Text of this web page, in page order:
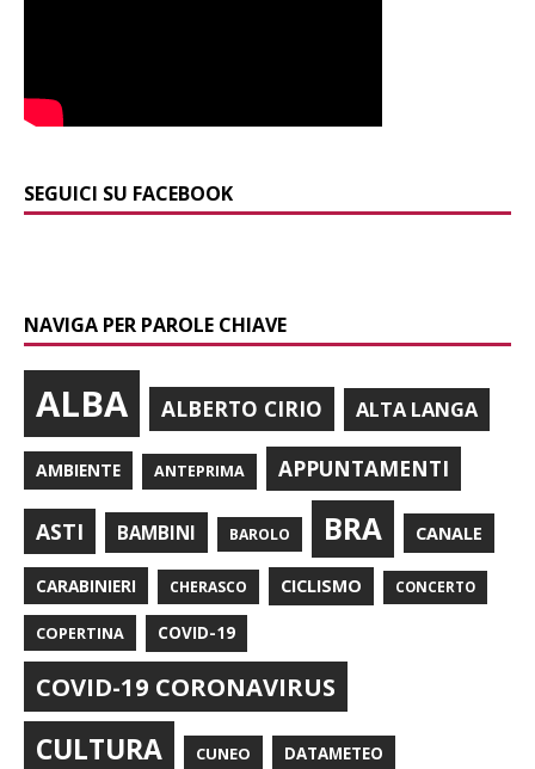
SEGUICI SU FACEBOOK
NAVIGA PER PAROLE CHIAVE
ALBA ALBERTO CIRIO ALTA LANGA
AMBIENTE ANTEPRIMA APPUNTAMENTI
ASTI BAMBINI BAROLO BRA CANALE
CARABINIERI CHERASCO CICLISMO CONCERTO
COPERTINA COVID-19
COVID-19 CORONAVIRUS
CULTURA CUNEO DATAMETEO